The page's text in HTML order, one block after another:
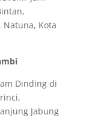
Natuna, Kota
Dinding di
Jabung